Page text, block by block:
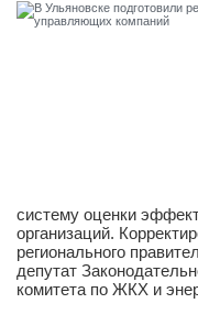
систему оценки
организаций.
регионального
депутат
комитета по ЖКХ и